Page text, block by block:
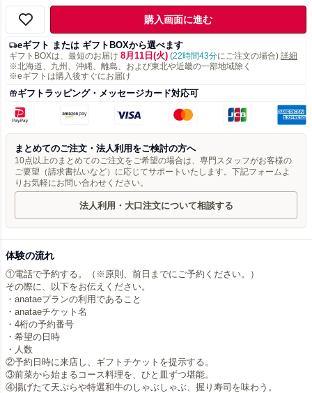
購入画面に進む
eギフト または ギフトBOXから選べます
ギフトBOXは、最短のお届け 8月11日(火) (22時間43分にご注文の場合) 詳細
※北海道、九州、沖縄、離島、および東北や近畿の一部地域除く
※eギフトは購入後すぐにお届け
ギフトラッピング・メッセージカード対応可
まとめてのご注文・法人利用をご検討の方へ
10点以上のまとめてのご注文をご希望の場合は、専門スタッフがお客様の
ご要望（請求書払いなど）に応じてサポートいたします。下記フォームよ
りお気軽にお問い合わせください。
法人利用・大口注文について相談する
体験の流れ
①電話で予約する。（※原則、前日までにご予約ください。）
その際に、以下をお伝えください。
・anataeプランの利用であること
・anataeチケット名
・4桁の予約番号
・希望の日時
・人数
②予約日時に来店し、ギフトチケットを提示する。
③前菜から始まるコース料理を、ひと皿ずつ堪能。
④揚げたて天ぷらや特選和牛のしゃぶしゃぶ、握り寿司を味わう。